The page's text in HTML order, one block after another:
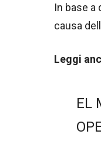
In base a
causa
Leggi
EL